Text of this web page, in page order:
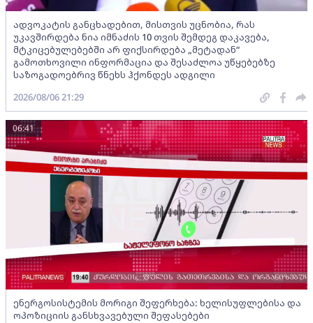
ადვოკატის განცხადებით, მისთვის უცნობია, რას
უკავშირდება ნია იმნაძის 10 თვის შემდეგ დაკავება,
მტკიცებულებებში არ ფიქსირდება „მეტადან“
გამოთხოვილი ინფორმაცია და შესაძლოა უწყებებზე
საზოგადოებრივ წნეხს ჰქონდეს ადგილი
2026/08/06 21:29
ენერგოსისტემის მორიგი შეფერხება: ხელისუფლებისა და
ოპოზიციის განსხვავებული შეფასებები
06:41